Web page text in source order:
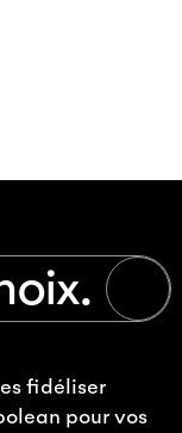
fidéliser
pour vos